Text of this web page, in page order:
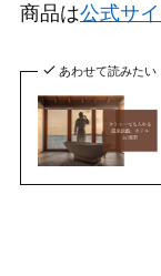
商品は公式サイ
あわせて読みたい